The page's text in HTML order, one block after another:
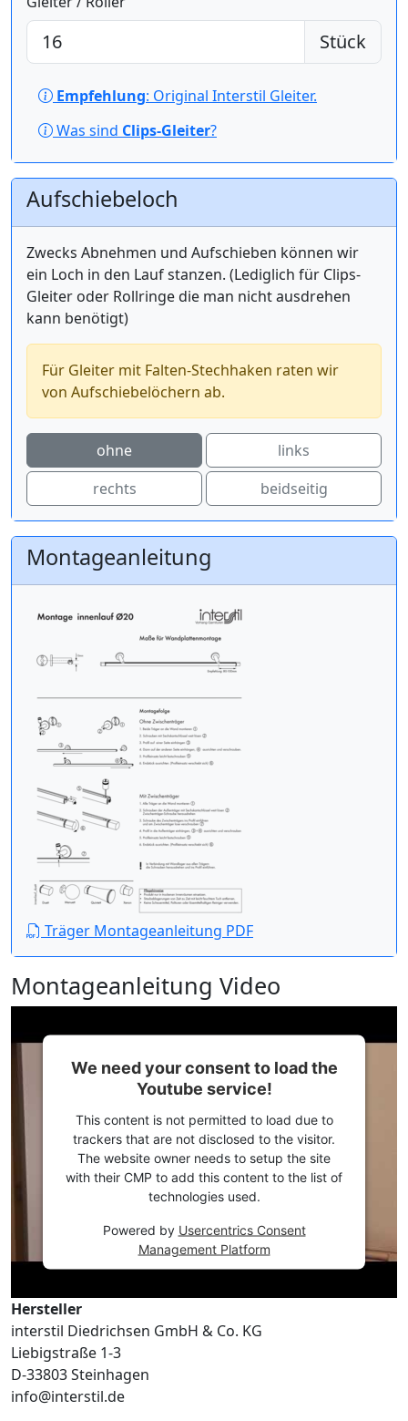
Stück
Empfehlung: Original Interstil Gleiter.
Was sind Clips-Gleiter?
Aufschiebeloch
Zwecks Abnehmen und Aufschieben können wir
ein Loch in den Lauf stanzen. (Lediglich für Clips-
Gleiter oder Rollringe die man nicht ausdrehen
kann benötigt)
Für Gleiter mit Falten-Stechhaken raten wir
von Aufschiebelöchern ab.
ohne
links
rechts
beidseitig
Montageanleitung
Träger Montageanleitung PDF
Montageanleitung Video
We need your consent to load the
Youtube service!
This content is not permitted to load due to
trackers that are not disclosed to the visitor.
The website owner needs to setup the site
with their CMP to add this content to the list of
technologies used.
Powered by Usercentrics Consent
Management Platform
Hersteller
interstil Diedrichsen GmbH & Co. KG
Liebigstraße 1-3
D-33803 Steinhagen
info@interstil.de